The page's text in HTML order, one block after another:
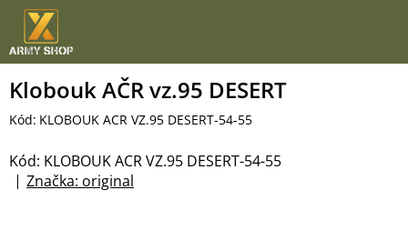
Přejít
obsah
Klobouk AČR vz.95 DESERT
Kód: KLOBOUK ACR VZ.95 DESERT-54-55
Značka: original
Kód: KLOBOUK ACR VZ.95 DESERT-54-55